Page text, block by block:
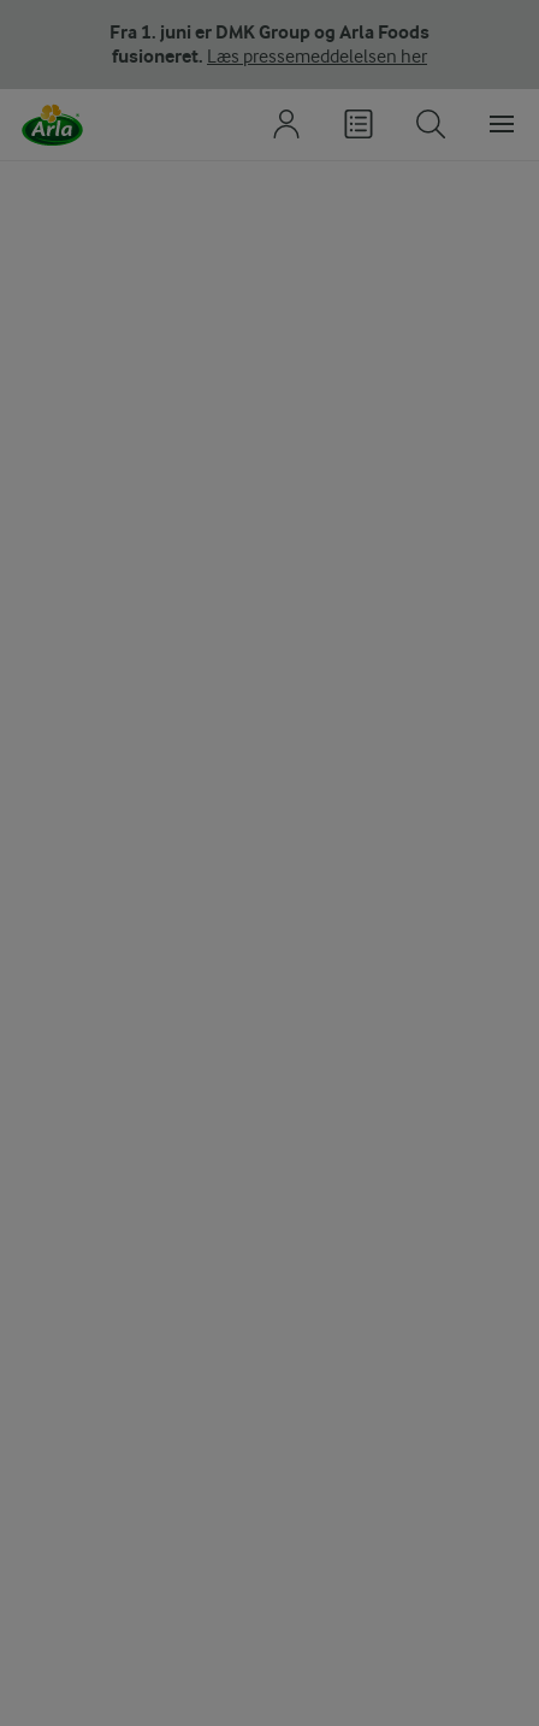
Fra 1. juni er DMK Group og Arla Foods
fusioneret. Læs pressemeddelelsen her